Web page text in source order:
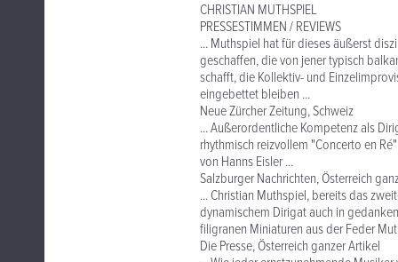
CHRISTIAN MUTHSPIEL
PRESSESTIMMEN / REVIEWS
... Muthspiel hat für dieses äußerst
geschaffen, die von jener typisch
schafft, die Kollektiv- und
eingebettet bleiben ...
Neue Zürcher Zeitung, Schweiz
... Außerordentliche Kompetenz als
rhythmisch reizvollem "Concerto en
von Hanns Eisler ...
Salzburger Nachrichten, Österreich
... Christian Muthspiel, bereits das
dynamischem Dirigat auch in
filigranen Miniaturen aus der Feder
Die Presse, Österreich ganzer Artikel